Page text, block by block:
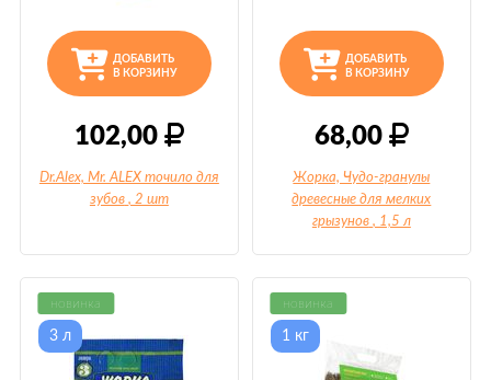
ДОБАВИТЬ
В КОРЗИНУ
102,00
Dr.Alex, Mr. ALEX точило для
зубов , 2 шт
ДОБАВИТЬ
В КОРЗИНУ
68,00
Жорка, Чудо-гранулы
древесные для мелких
грызунов , 1,5 л
новинка
3 л
новинка
1 кг